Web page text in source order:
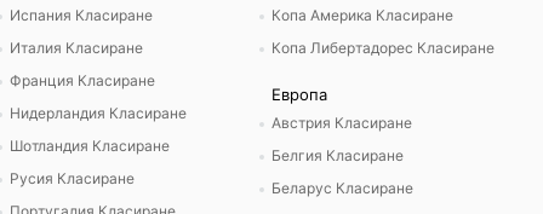
Испания Класиране
Италия Класиране
Франция Класиране
Нидерландия Класиране
Шотландия Класиране
Русия Класиране
Копа Америка Класиране
Копа Либертадорес Класиране
Европа
Австрия Класиране
Белгия Класиране
Беларус Класиране